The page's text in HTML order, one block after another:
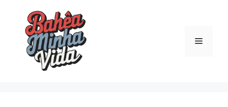
conteúdo
Menu